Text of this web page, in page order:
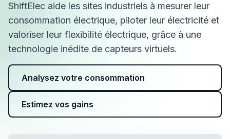
ShiftElec aide les sites industriels à mesurer leur
consommation électrique, piloter leur électricité et
valoriser leur flexibilité électrique, grâce à une
technologie inédite de capteurs virtuels.
Analysez votre consommation
Estimez vos gains